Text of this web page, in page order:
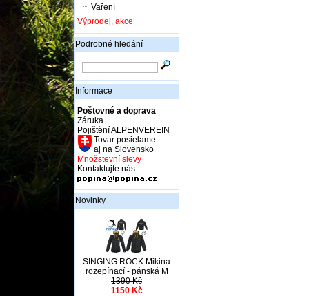
Vaření
Výprodej, akce
Podrobné hledání
Informace
Poštovné a doprava
Záruka
Pojištění ALPENVEREIN
Tovar posielame
aj na Slovensko
Množstevní slevy
Kontaktujte nás
Novinky
SINGING ROCK Mikina
rozepínací - pánská M
1390 Kč
1150 Kč